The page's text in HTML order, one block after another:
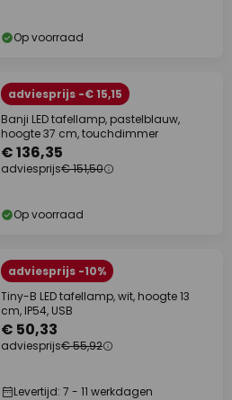
Op voorraad
adviesprijs -€ 15,15
Banji LED tafellamp, pastelblauw,
hoogte 37 cm, touchdimmer
€ 136,35
adviesprijs€ 151,50
Op voorraad
adviesprijs -10%
Tiny-B LED tafellamp, wit, hoogte 13
cm, IP54, USB
€ 50,33
adviesprijs€ 55,92
Levertijd: 7 - 11 werkdagen